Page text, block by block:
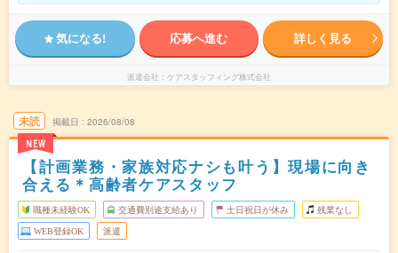
気になる! 応募へ進む 詳しく見る
派遣会社 ケアスタッフィング株式会社
未読
NEW
掲載日 2026/08/08
【計画業務・家族対応ナシも叶う】現場に向き
合える＊高齢者ケアスタッフ
職種未経験OK 交通費別途支給あり 土日祝日が休み 残業なし
WEB登録OK 派遣